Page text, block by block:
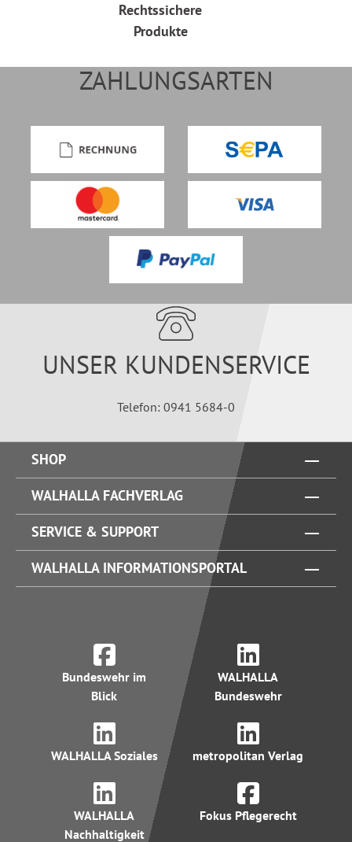
Rechtssichere
Produkte
ZAHLUNGSARTEN
UNSER KUNDENSERVICE
Telefon: 0941 5684-0
SHOP
WALHALLA FACHVERLAG
SERVICE & SUPPORT
WALHALLA INFORMATIONSPORTAL
Bundeswehr im
Blick
WALHALLA
Bundeswehr
WALHALLA Soziales metropolitan Verlag
WALHALLA
Nachhaltigkeit
Fokus Pflegerecht